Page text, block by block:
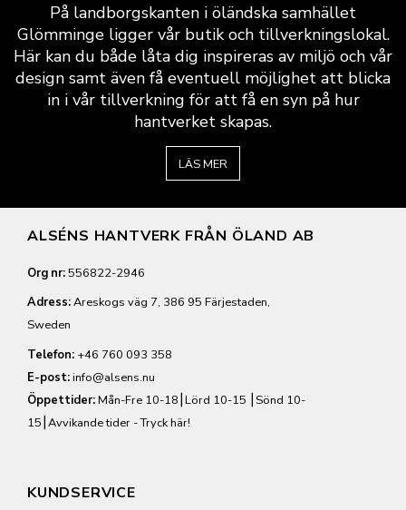
På landborgskanten i öländska samhället
Glömminge ligger vår butik och tillverkningslokal.
Här kan du både låta dig inspireras av miljö och vår
design samt även få eventuell möjlighet att blicka
in i vår tillverkning för att få en syn på hur
hantverket skapas.
LÄS MER
ALSÉNS HANTVERK FRÅN ÖLAND AB
Org nr:556822-2946
Adress:Areskogs väg 7, 386 95 Färjestaden,
Sweden
Telefon: +46 760 093 358
E-post:info@alsens.nu
Öppettider:Mån-Fre 10-18⎮Lörd 10-15 ⎮Sönd 10-
15⎮ Avvikande tider - Tryck här!
KUNDSERVICE